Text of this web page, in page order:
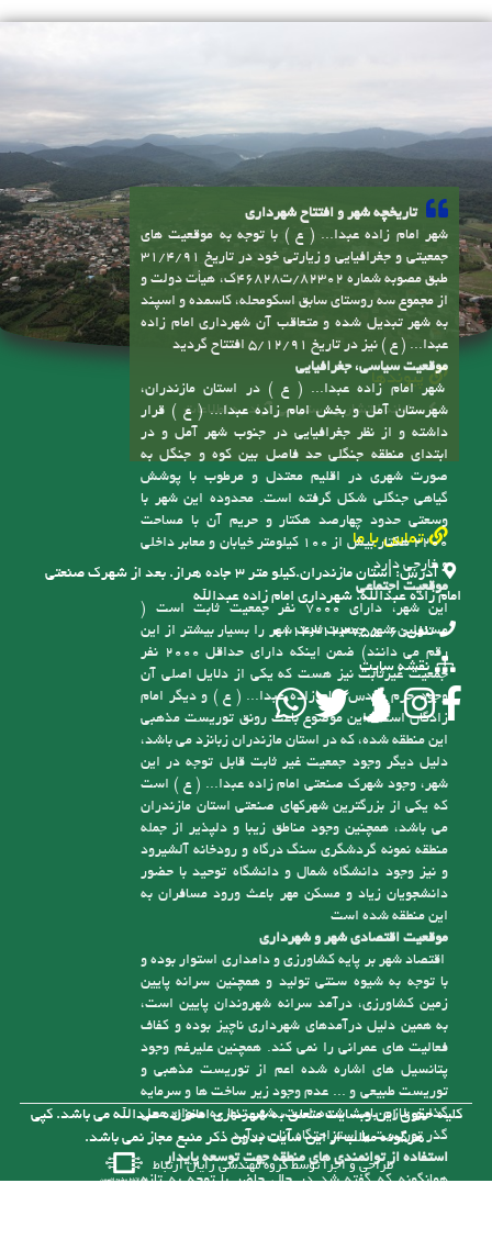
تاریخچه شهر و افتتاح شهرداری
شهر امام زاده عبدا... ( ع ) با توجه به موقعیت های
جمعیتی و جغرافیایی و زیارتی خود در تاریخ 31/4/91
از مجموع سه روستای سابق اسکومحله، کاسمده و اسپند
به شهر تبدیل شده و متعاقب آن شهرداری امام زاده
عبدا... ( ع ) نیز در تاریخ 5/12/91 افتتاح گردید
موقعیت سیاسی، جغرافیایی
شهر امام زاده عبدا... ( ع ) در استان مازندران،
شهرستان آمل و بخش امام زاده عبدا... ( ع ) قرار
داشته و از نظر جغرافیایی در جنوب شهر آمل و در
ابتدای منطقه جنگلی حد فاصل بین کوه و جنگل به
صورت شهری در اقلیم معتدل و مرطوب با پوشش
گیاهی جنگلی شکل گرفته است. محدوده این شهر با
وسعتی حدود چهارصد هکتار و حریم آن با مساحت
2200 هکتار بیش از 100 کیلومتر خیابان و معابر داخلی
و خارجی دارد
موقعیت اجتماعی
این شهر، دارای 7000 نفر جمعیت ثابت است (
مسئولین شهر جمعیت ثابت شهر را بسیار بیشتر از این
جمعیت غیرثابت نیز هست که یکی از دلایل اصلی آن
وجود حرم مقدس امام زاده عبدا... ( ع ) و دیگر امام
زادگان است، این موضوع باعث رونق توریست مذهبی
این منطقه شده، که در استان مازندران زبانزد می باشد،
دلیل دیگر وجود جمعیت غیر ثابت قابل توجه در این
شهر، وجود شهرک صنعتی امام زاده عبدا... ( ع ) است
که یکی از بزرگترین شهرکهای صنعتی استان مازندران
می باشد، همچنین وجود مناطق زیبا و دلپذیر از جمله
منطقه نمونه گردشگری سنگ درگاه و رودخانه آلشیرود
و نیز وجود دانشگاه شمال و دانشگاه توحید با حضور
دانشجویان زیاد و مسکن مهر باعث ورود مسافران به
این منطقه شده است
موقعیت اقتصادی شهر و شهرداری
اقتصاد شهر بر پایه کشاورزی و دامداری استوار بوده و
با توجه به شیوه سنتی تولید و همچنین سرانه پایین
زمین کشاورزی، درآمد سرانه شهروندان پایین است،
به همین دلیل درآمدهای شهرداری ناچیز بوده و کفاف
فعالیت های عمرانی را نمی کند. همچنین علیرغم وجود
پتانسیل های اشاره شده اعم از توریست مذهبی و
پیوندها
سامانه انتشار و دسترسی آزاد به اطلاعات
تماس با ما
آدرس:
استان مازندران.کیلو متر ۳ جاده هراز. بعد از شهرک صنعتی
امام زاده عبدالله. شهرداری امام زاده عبدالله
نقشه سایت